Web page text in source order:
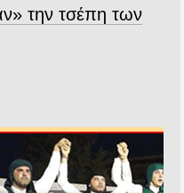
την τσέπη των